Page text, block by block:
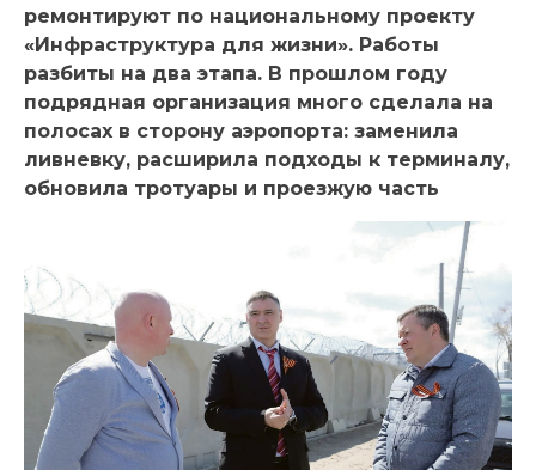
ремонтируют по национальному проекту
«Инфраструктура для жизни». Работы
разбиты на два этапа. В прошлом году
подрядная организация много сделала на
полосах в сторону аэропорта: заменила
ливневку, расширила подходы к терминалу,
обновила тротуары и проезжую часть